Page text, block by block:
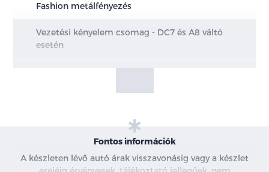
Fashion metálfényezés
Vezetési kényelem csomag - DC7 és A8 váltó
esetén
Fontos információk
A készleten lévő autó árak visszavonásig vagy a készlet